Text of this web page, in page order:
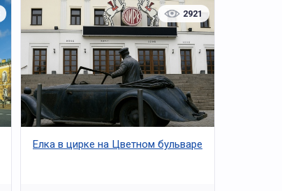
2921
Елка в цирке на Цветном бульваре